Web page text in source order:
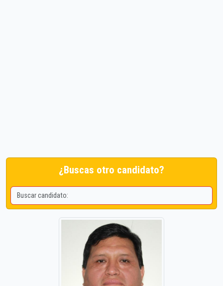
¿Buscas otro candidato?